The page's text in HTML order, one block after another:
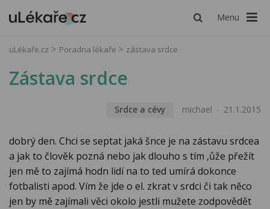
Menu
uLékaře.cz Poradna lékaře zástava srdce
Zástava srdce
Srdce a cévy michael 21.1.2015
dobrý den. Chci se septat jaká šnce je na zástavu srdcea
a jak to člověk pozná nebo jak dlouho s tím ,ůže přežít
jen mě to zajímá hodn lidí na to ted umírá dokonce
fotbalisti apod. Vím že jde o el. zkrat v srdci či tak něco
jen by mě zajímali věci okolo jestli mužete zodpovědět